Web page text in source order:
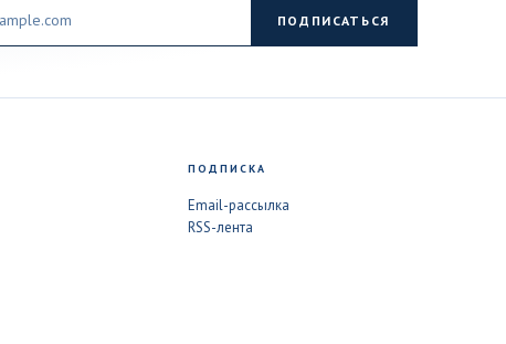
ПОДПИСАТЬСЯ
ПОДПИСКА
Email-рассылка
RSS-лента